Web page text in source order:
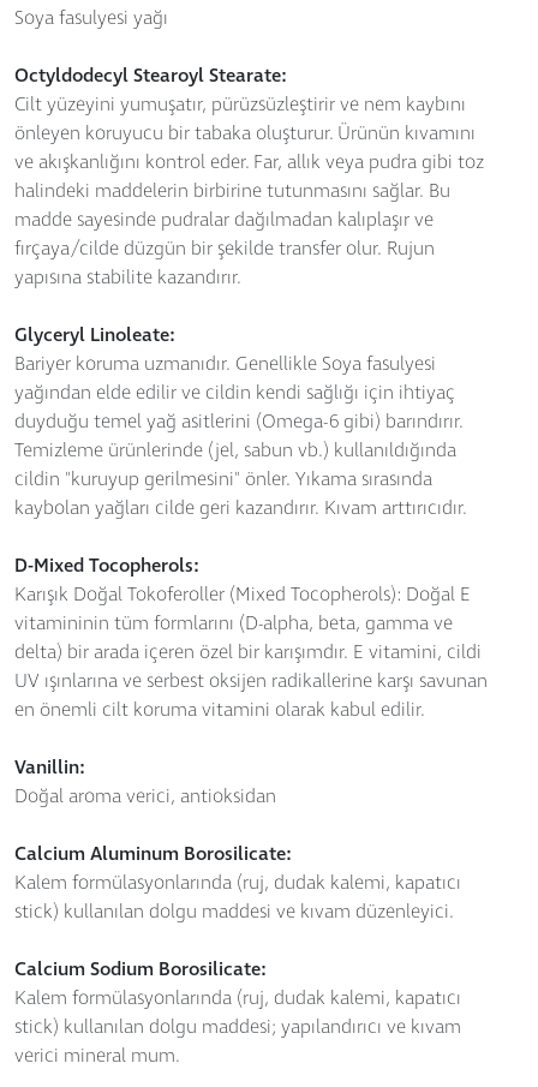
Soya fasulyesi yağı
Octyldodecyl Stearoyl Stearate:
Cilt yüzeyini yumuşatır, pürüzsüzleştirir ve nem kaybını
önleyen koruyucu bir tabaka oluşturur. Ürünün kıvamını
ve akışkanlığını kontrol eder. Far, allık veya pudra gibi toz
halindeki maddelerin birbirine tutunmasını sağlar. Bu
madde sayesinde pudralar dağılmadan kalıplaşır ve
fırçaya/cilde düzgün bir şekilde transfer olur. Rujun
yapısına stabilite kazandırır.
Glyceryl Linoleate:
Bariyer koruma uzmanıdır. Genellikle Soya fasulyesi
yağından elde edilir ve cildin kendi sağlığı için ihtiyaç
duyduğu temel yağ asitlerini (Omega-6 gibi) barındırır.
Temizleme ürünlerinde (jel, sabun vb.) kullanıldığında
cildin "kuruyup gerilmesini" önler. Yıkama sırasında
kaybolan yağları cilde geri kazandırır. Kıvam arttırıcıdır.
D-Mixed Tocopherols:
Karışık Doğal Tokoferoller (Mixed Tocopherols): Doğal E
vitamininin tüm formlarını (D-alpha, beta, gamma ve
delta) bir arada içeren özel bir karışımdır. E vitamini, cildi
UV ışınlarına ve serbest oksijen radikallerine karşı savunan
en önemli cilt koruma vitamini olarak kabul edilir.
Vanillin:
Doğal aroma verici, antioksidan
Calcium Aluminum Borosilicate:
Kalem formülasyonlarında (ruj, dudak kalemi, kapatıcı
stick) kullanılan dolgu maddesi ve kıvam düzenleyici.
Calcium Sodium Borosilicate:
Kalem formülasyonlarında (ruj, dudak kalemi, kapatıcı
stick) kullanılan dolgu maddesi; yapılandırıcı ve kıvam
verici mineral mum.